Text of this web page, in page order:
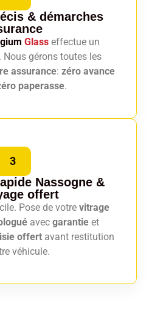
& démarches
Glass effectue un
Nous gérons toutes les
assurance: zéro avance
paperasse.
3
Nassogne &
offert
Pose de votre vitrage
avec garantie et
offertavant restitution
véhicule.